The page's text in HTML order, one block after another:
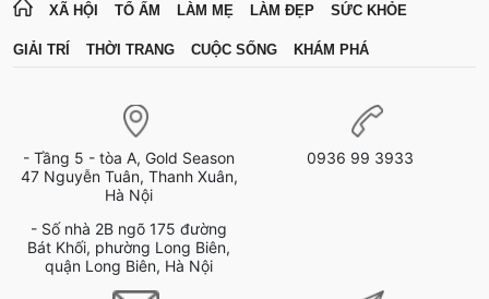
XÃ HỘI TỔ ẤM LÀM MẸ LÀM ĐẸP SỨC KHỎE
GIẢI TRÍ THỜI TRANG CUỘC SỐNG KHÁM PHÁ
- Tầng 5 - tòa A, Gold Season
47 Nguyễn Tuân, Thanh Xuân,
Hà Nội
- Số nhà 2B ngõ 175 đường
Bát Khối, phường Long Biên,
quận Long Biên, Hà Nội
0936 99 3933